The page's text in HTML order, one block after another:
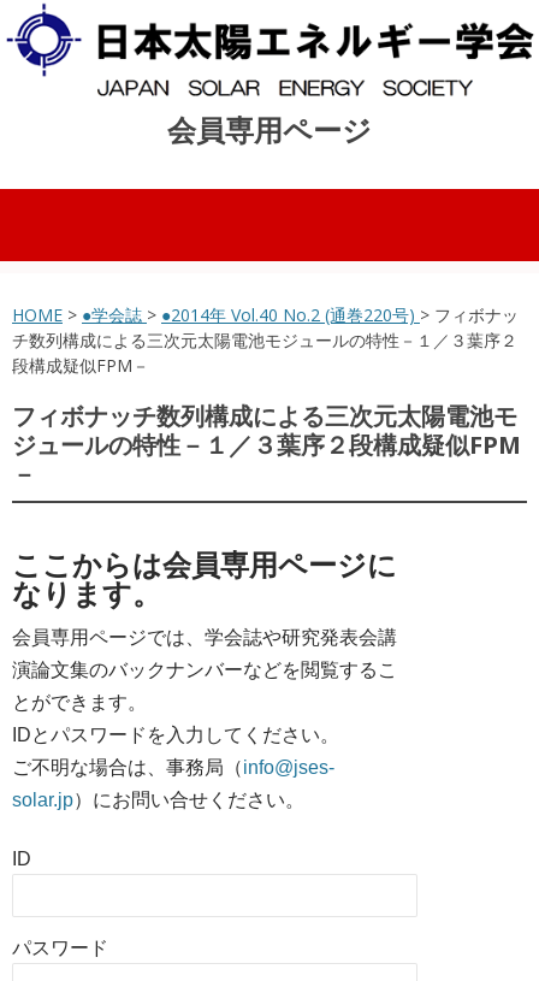
会員専用ページ
コンテンツへスキップ
HOME > ●学会誌 > ●2014年 Vol.40 No.2 (通巻220号) > フィボナッ
チ数列構成による三次元太陽電池モジュールの特性－１／３葉序２
段構成疑似FPM－
フィボナッチ数列構成による三次元太陽電池モ
ジュールの特性－１／３葉序２段構成疑似FPM
－
ここからは会員専用ページに
なります。
会員専用ページでは、学会誌や研究発表会講
演論文集のバックナンバーなどを閲覧するこ
とができます。
IDとパスワードを入力してください。
ご不明な場合は、事務局（info@jses-
solar.jp）にお問い合せください。
ID
パスワード